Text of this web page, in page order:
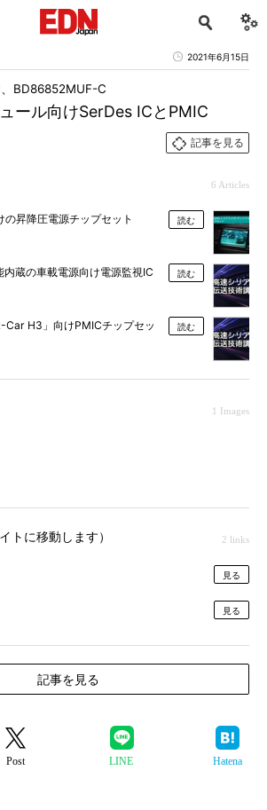
2021年6月15日
ール向けSerDes ICとPMIC
BD86852MUF-C
記事を見る
6 Articles
の昇降圧電源チップセット 読む
内蔵の車載電源向け電源監視IC 読む
Car H3」向けPMICチップセッ
読む
1 Images
トに移動します） 2 links
見る
見る
記事を見る
Post LINE Hatena